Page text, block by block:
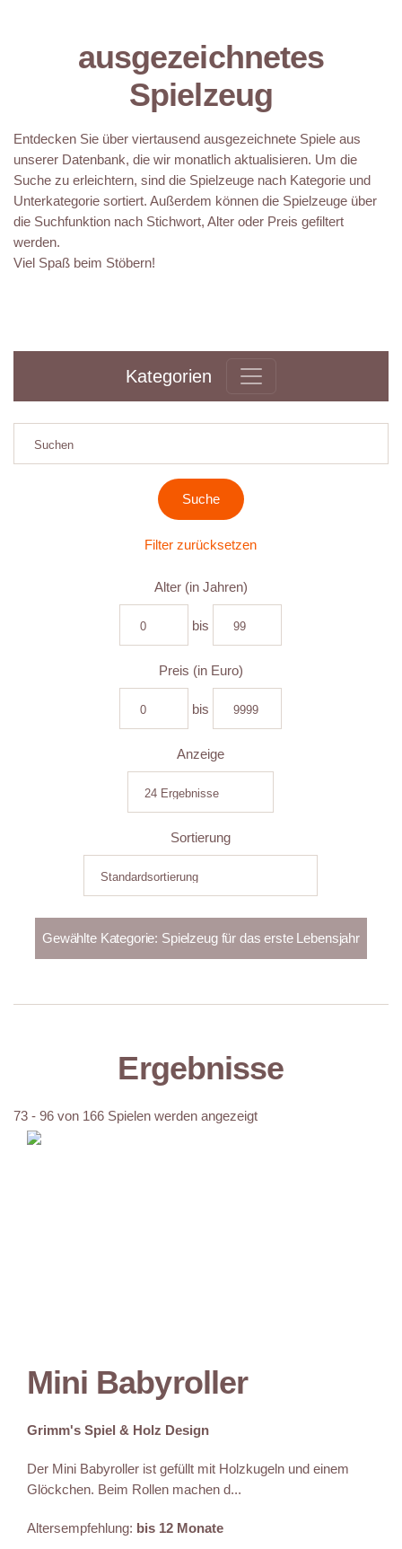
ausgezeichnetes
Spielzeug
Entdecken Sie über viertausend ausgezeichnete Spiele aus
unserer Datenbank, die wir monatlich aktualisieren. Um die
Suche zu erleichtern, sind die Spielzeuge nach Kategorie und
Unterkategorie sortiert. Außerdem können die Spielzeuge über
die Suchfunktion nach Stichwort, Alter oder Preis gefiltert
werden.
Viel Spaß beim Stöbern!
Kategorien
Filter zurücksetzen
Alter (in Jahren)
bis
Preis (in Euro)
bis
Anzeige
Sortierung
Ergebnisse
73 - 96 von 166 Spielen werden angezeigt
Mini Babyroller
Grimm's Spiel & Holz Design
Der Mini Babyroller ist gefüllt mit Holzkugeln und einem
Glöckchen. Beim Rollen machen d...
Altersempfehlung: bis 12 Monate